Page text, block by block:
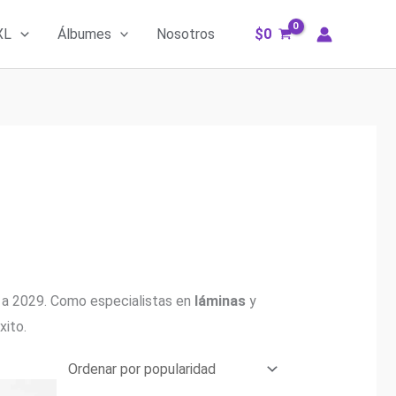
Álbumes Nosotros $0
2029. Como especialistas en láminasy